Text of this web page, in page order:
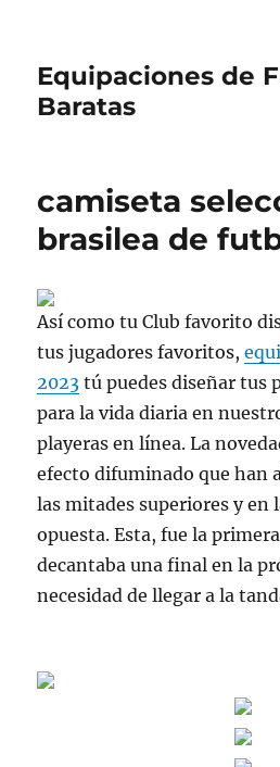
Equipaciones de
Baratas
camiseta
brasilea de
Así como tu Club favorito
tus jugadores favoritos,
2023 tú puedes diseñar tus
para la vida diaria en
playeras en línea. La
efecto difuminado que han
las mitades superiores y
opuesta. Esta, fue la
decantaba una final en la
necesidad de llegar a la